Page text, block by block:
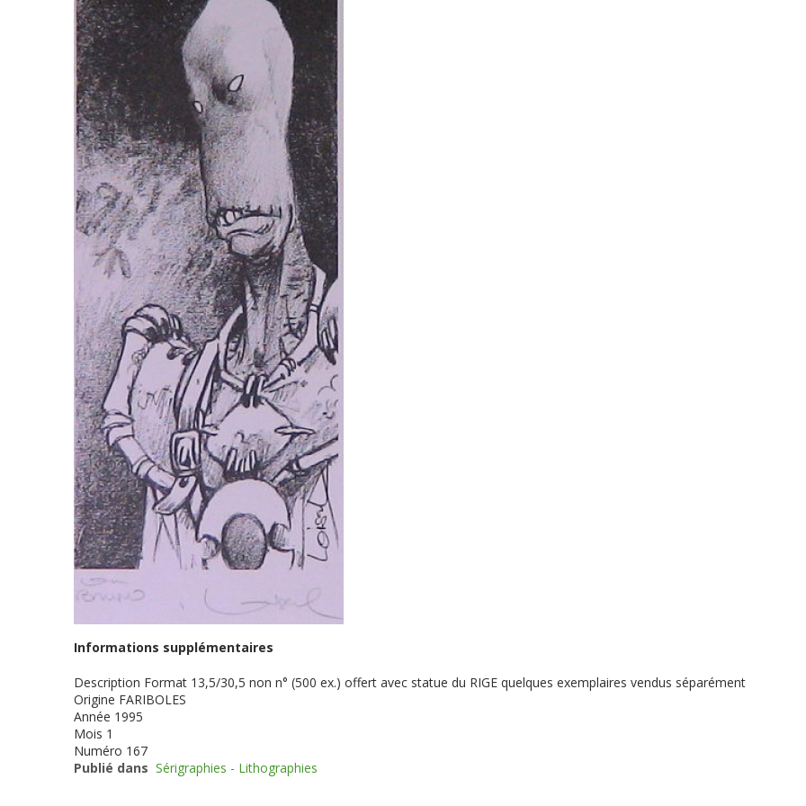
Informations supplémentaires
Description Format 13,5/30,5 non n° (500 ex.) offert avec statue du RIGE quelques exemplaires vendus séparément
Origine FARIBOLES
Année 1995
Mois 1
Numéro 167
Publié dans Sérigraphies - Lithographies